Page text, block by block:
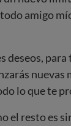
amigo
deseos, para
lo que te
el resto es